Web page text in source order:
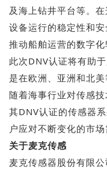
及海上钻井平台等。
设备运行的稳定性和
推动船舶运营的数字化
此次DNV认证将有助
是在欧洲、亚洲和北
随着海事行业对传感
其DNV认证的传感器
户应对不断变化的市场
关于麦克传感
麦克传感器股份有限